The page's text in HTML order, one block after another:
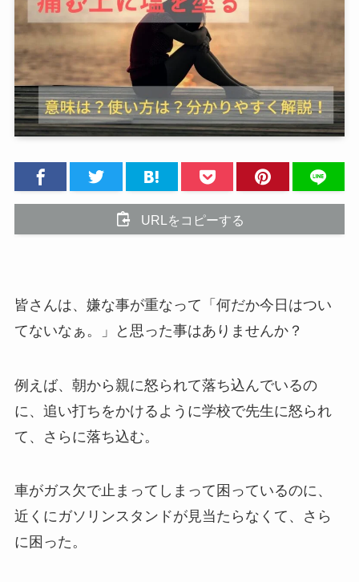
URLをコピーする
皆さんは、嫌な事が重なって「何だか今日はつい
てないなぁ。」と思った事はありませんか？
例えば、朝から親に怒られて落ち込んでいるの
に、追い打ちをかけるように学校で先生に怒られ
て、さらに落ち込む。
車がガス欠で止まってしまって困っているのに、
近くにガソリンスタンドが見当たらなくて、さら
に困った。